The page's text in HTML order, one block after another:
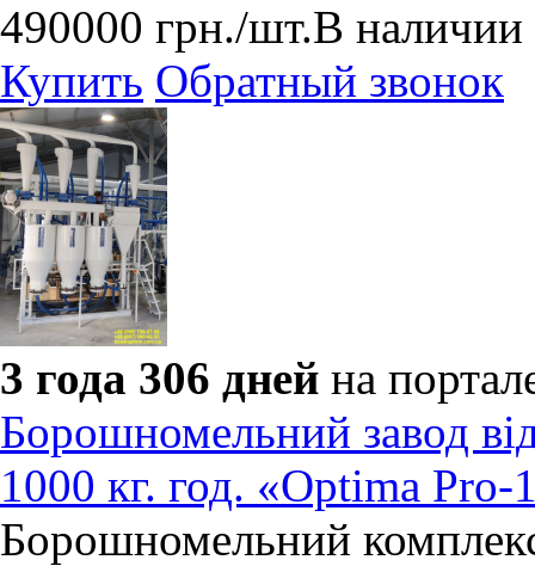
490000 грн./шт.В наличии
Купить Обратный звонок
3 года 306 дней на
Борошномельний завод
1000 кг. год. «Optima Pro-
Борошномельний